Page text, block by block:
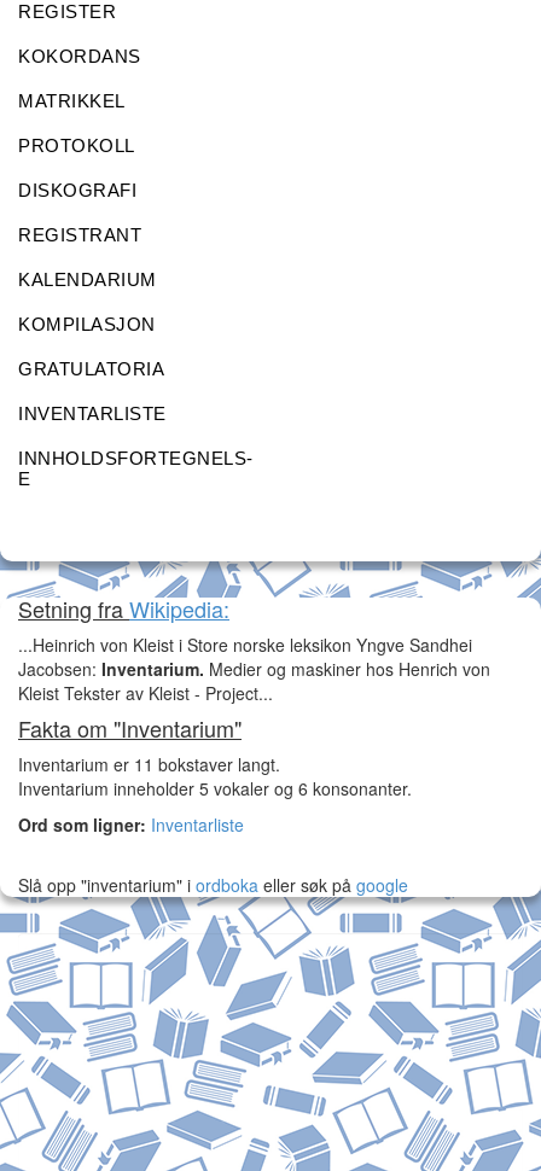
REGISTER
KOKORDANS
MATRIKKEL
PROTOKOLL
DISKOGRAFI
REGISTRANT
KALENDARIUM
KOMPILASJON
GRATULATORIA
INVENTARLISTE
INNHOLDSFORTEGNELS-
E
Setning fraWikipedia:
...Heinrich von Kleist i Store norske leksikon Yngve Sandhei
Jacobsen: Inventarium. Medier og maskiner hos Henrich von
Kleist Tekster av Kleist - Project...
Fakta om "Inventarium"
Inventarium er 11 bokstaver langt.
Inventarium inneholder 5 vokaler og 6 konsonanter.
Ord som ligner: Inventarliste
Slå opp "inventarium" i ordboka eller søk på google